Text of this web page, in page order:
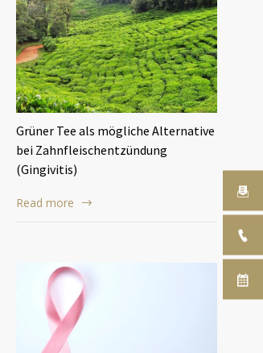
Grüner Tee als mögliche Alternative
bei Zahnfleischentzündung
(Gingivitis)
Read more